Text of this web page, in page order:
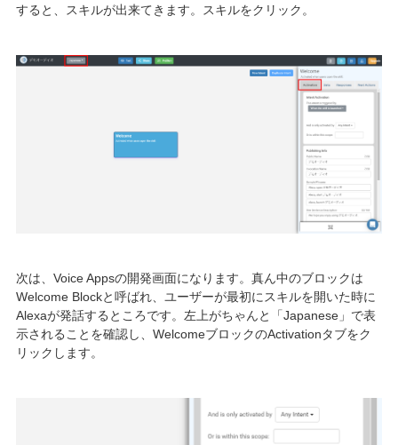
すると、スキルが出来てきます。スキルをクリック。
次は、Voice Appsの開発画面になります。真ん中のブロックは
Welcome Blockと呼ばれ、ユーザーが最初にスキルを開いた時に
Alexaが発話するところです。左上がちゃんと「Japanese」で表
示されることを確認し、WelcomeブロックのActivationタブをク
リックします。